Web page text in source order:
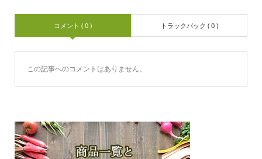
コメント ( 0 ) トラックバック ( 0 )
この記事へのコメントはありません。